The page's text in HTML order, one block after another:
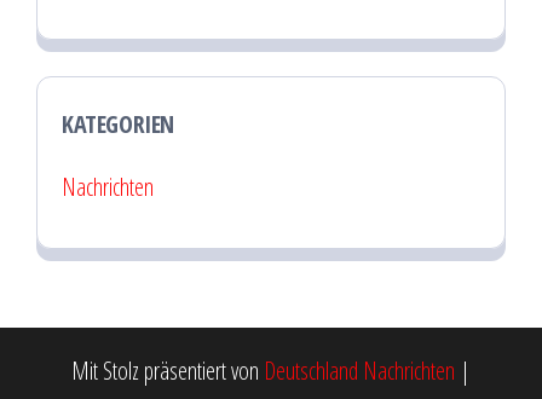
KATEGORIEN
Nachrichten
Mit Stolz präsentiert von Deutschland Nachrichten |